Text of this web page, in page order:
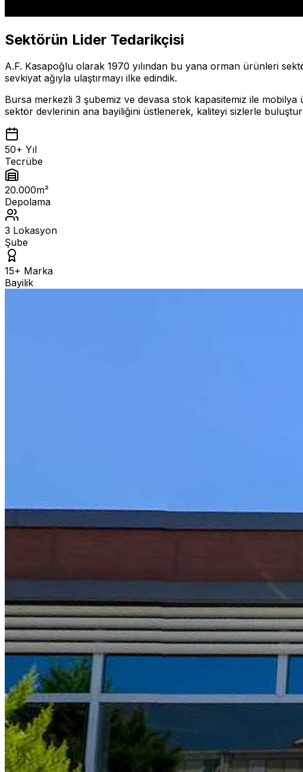
Sektörün Lider Tedarikçisi
A.F. Kasapoğlu olarak 1970 yılından bu yana orman ürünleri
sevkiyat ağıyla ulaştırmayı ilke edindik.
Bursa merkezli 3 şubemiz ve devasa stok kapasitemiz ile
sektör devlerinin ana bayiliğini üstlenerek, kaliteyi sizlerle
50+ Yıl
Tecrübe
20.000m²
Depolama
3 Lokasyon
Şube
15+ Marka
Bayilik